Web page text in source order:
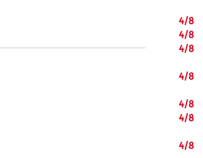
4/8
4/8
4/8
4/8
4/8
4/8
4/8